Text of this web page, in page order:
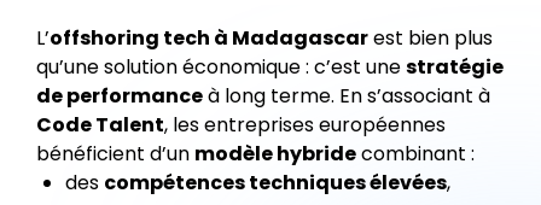
L’offshoring tech à Madagascarest bien plus
qu’une solution économique : c’est unestratégie
de performanceà long terme. En s’associant à
Code Talent, les entreprises européennes
bénéficient d’un modèle hybridecombinant :
des compétences techniques élevées,